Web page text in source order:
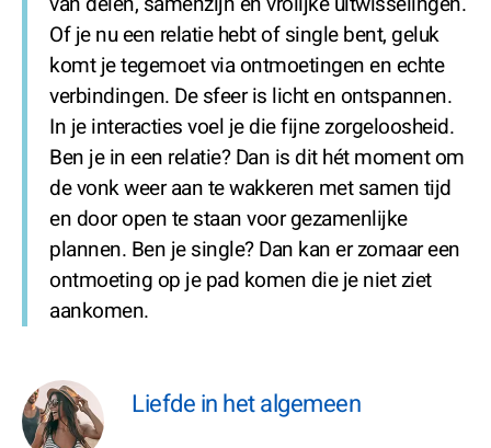
Of je nu een relatie hebt of single bent, geluk
komt je tegemoet via ontmoetingen en echte
verbindingen. De sfeer is licht en ontspannen.
In je interacties voel je die fijne zorgeloosheid.
Ben je in een relatie? Dan is dit hét moment om
de vonk weer aan te wakkeren met samen tijd
en door open te staan voor gezamenlijke
plannen. Ben je single? Dan kan er zomaar een
ontmoeting op je pad komen die je niet ziet
aankomen.
Liefde in het algemeen